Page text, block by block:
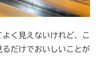
く見えないけれど、こ
だけでおいしいことが